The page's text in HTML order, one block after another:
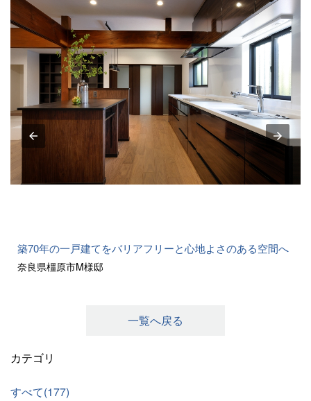
築70年の一戸建てをバリアフリーと心地よさのある空間へ
奈良県橿原市M様邸
一覧へ戻る
カテゴリ
すべて(177)